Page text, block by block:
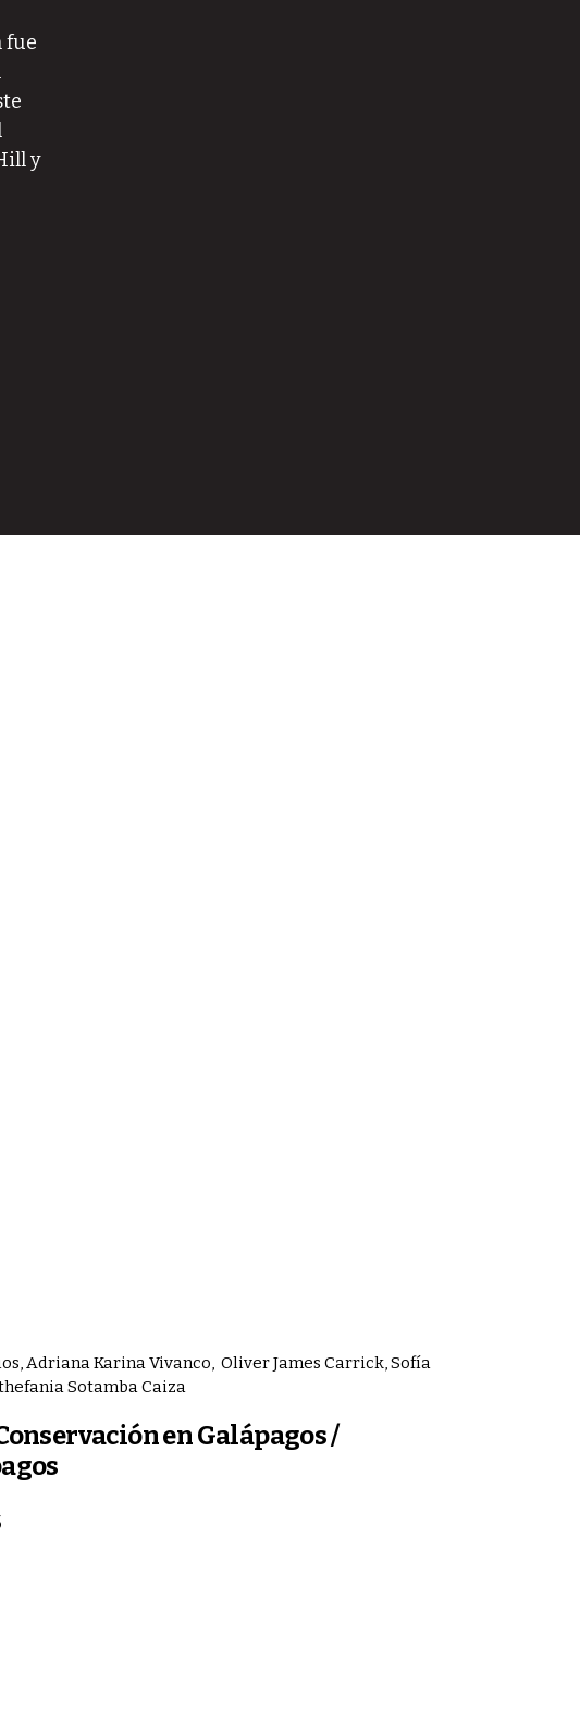
fue
y
Adriana Karina Vivanco, Oliver James Carrick, Sofía
Sotamba Caiza
en Galápagos /